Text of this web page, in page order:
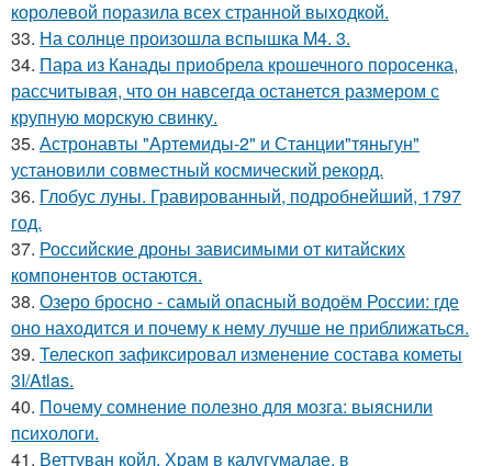
королевой поразила всех странной выходкой.
33. На солнце произошла вспышка M4. 3.
34. Пара из Канады приобрела крошечного поросенка,
рассчитывая, что он навсегда останется размером с
крупную морскую свинку.
35. Астронавты "Артемиды-2" и Станции"тяньгун"
установили совместный космический рекорд.
36. Глобус луны. Гравированный, подробнейший, 1797
год.
37. Российские дроны зависимыми от китайских
компонентов остаются.
38. Озеро бросно - самый опасный водоём России: где
оно находится и почему к нему лучше не приближаться.
39. Телескоп зафиксировал изменение состава кометы
3I/Atlas.
40. Почему сомнение полезно для мозга: выяснили
психологи.
41. Веттуван койл. Храм в калугумалае, в